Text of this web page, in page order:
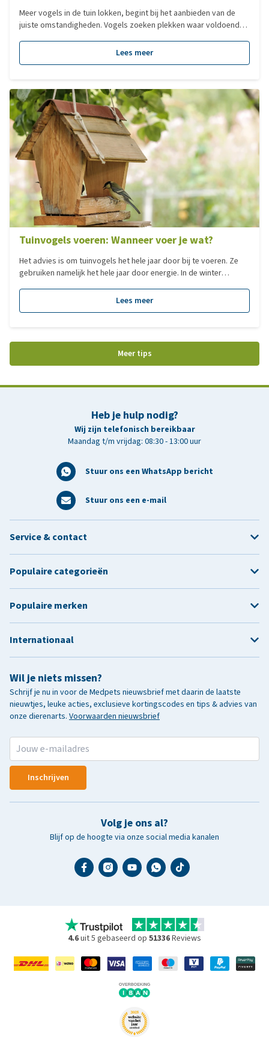
Meer vogels in de tuin lokken, begint bij het aanbieden van de
juiste omstandigheden. Vogels zoeken plekken waar voldoende
voorziet, zullen vogels minder snel blijven. Door in te spelen wat
vogels nodig hebben, kun je meer vogels in de tuin lokken en
Lees meer
Tuinvogels voeren: Wanneer voer je wat?
Het advies is om tuinvogels het hele jaar door bij te voeren. Ze
gebruiken namelijk het hele jaar door energie. In de winter
het voorjaar is energie nodig voor het nestelen en het leggen van
eieren en het grootbrengen van de jongen. In de herfst moeten
dat vogels verleren om zelf voedsel te vinden.
Lees meer
Meer tips
Heb je hulp nodig?
Wij zijn telefonisch bereikbaar
Maandag t/m vrijdag: 08:30 - 13:00 uur
Stuur ons een WhatsApp bericht
Stuur ons een e-mail
Wil je niets missen?
Schrijf je nu in voor de Medpets nieuwsbrief met daarin de laatste
nieuwtjes, leuke acties, exclusieve kortingscodes en tips & advies van
onze dierenarts. Voorwaarden nieuwsbrief
Inschrijven
Volg je ons al?
Blijf op de hoogte via onze social media kanalen
Service & contact
Populaire categorieën
Populaire merken
Internationaal
4.6uit 5 gebaseerd op 51336Reviews